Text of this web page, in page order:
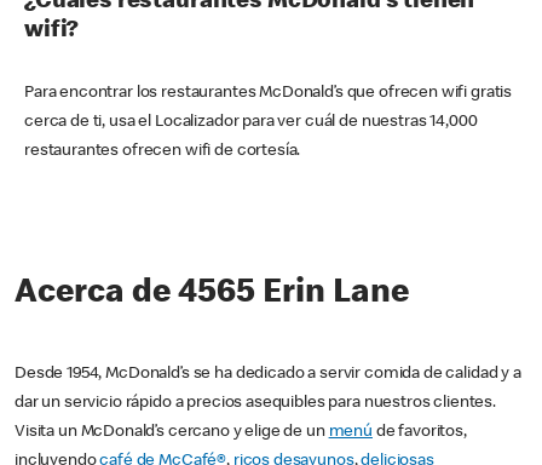
wifi?
Para encontrar los restaurantes McDonald’s que ofrecen wifi gratis
cerca de ti, usa el Localizador para ver cuál de nuestras 14,000
restaurantes ofrecen wifi de cortesía.
Acerca de 4565 Erin Lane
Desde 1954, McDonald’s se ha dedicado a servir comida de calidad y a
dar un servicio rápido a precios asequibles para nuestros clientes.
Visita un McDonald’s cercano y elige de un menú de favoritos,
incluyendocafé de McCafé®, ricos desayunos,deliciosas